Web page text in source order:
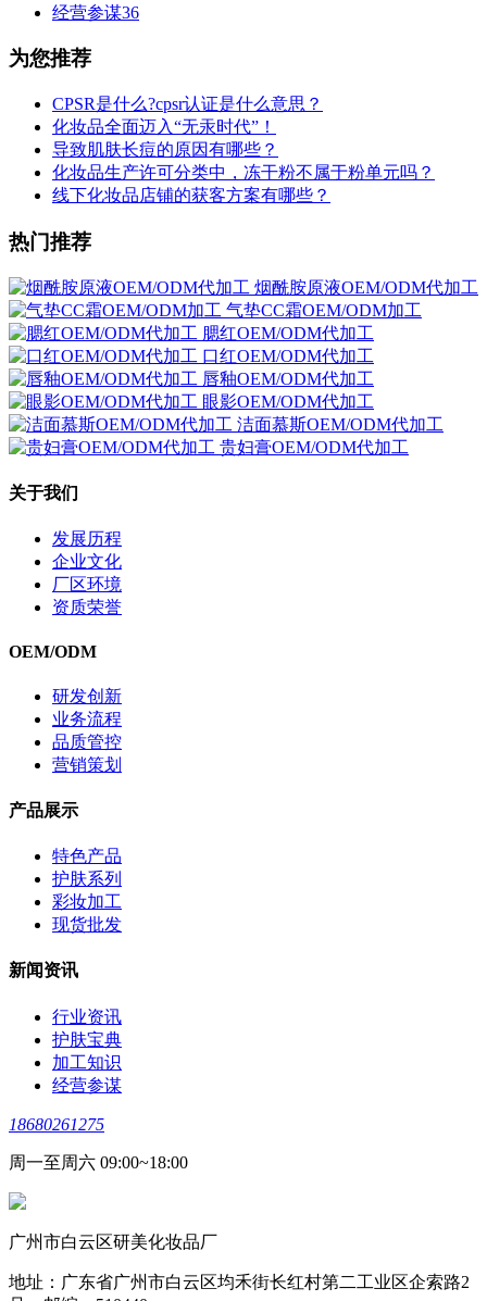
经营参谋36
为您推荐
CPSR是什么?cpsr认证是什么意思？
化妆品全面迈入“无汞时代”！
导致肌肤长痘的原因有哪些？
化妆品生产许可分类中，冻干粉不属于粉单元吗？
线下化妆品店铺的获客方案有哪些？
热门推荐
烟酰胺原液OEM/ODM代加工
气垫CC霜OEM/ODM加工
腮红OEM/ODM代加工
口红OEM/ODM代加工
唇釉OEM/ODM代加工
眼影OEM/ODM代加工
洁面慕斯OEM/ODM代加工
贵妇膏OEM/ODM代加工
关于我们
发展历程
企业文化
厂区环境
资质荣誉
OEM/ODM
研发创新
业务流程
品质管控
营销策划
产品展示
特色产品
护肤系列
彩妆加工
现货批发
新闻资讯
行业资讯
护肤宝典
加工知识
经营参谋
18680261275
周一至周六 09:00~18:00
广州市白云区研美化妆品厂
地址：广东省广州市白云区均禾街长红村第二工业区企索路2